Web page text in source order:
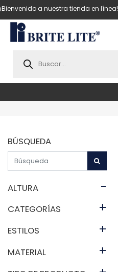
¡Bienvenido a nuestra tienda en línea!
search
BÚSQUEDA
ALTURA -
CATEGORÍAS +
ESTILOS +
MATERIAL +